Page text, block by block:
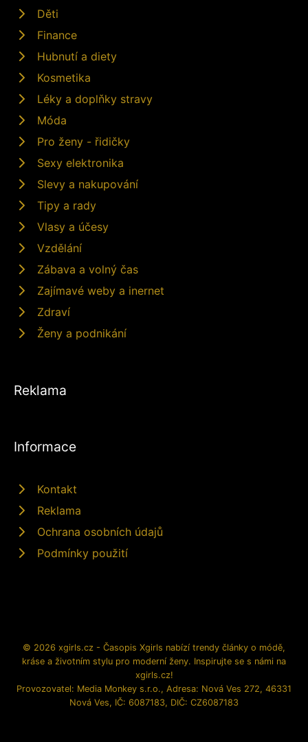
Děti
Finance
Hubnutí a diety
Kosmetika
Léky a doplňky stravy
Móda
Pro ženy - řidičky
Sexy elektronika
Slevy a nakupování
Tipy a rady
Vlasy a účesy
Vzdělání
Zábava a volný čas
Zajímavé weby a inernet
Zdraví
Ženy a podnikání
Reklama
Informace
Kontakt
Reklama
Ochrana osobních údajů
Podmínky použití
© 2026 xgirls.cz - Časopis Xgirls nabízí trendy články o módě,
kráse a životním stylu pro moderní ženy. Inspirujte se s námi na
xgirls.cz!
Provozovatel: Media Monkey s.r.o., Adresa: Nová Ves 272, 46331
Nová Ves, IČ: 6087183, DIČ: CZ6087183